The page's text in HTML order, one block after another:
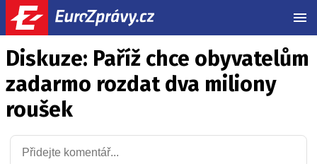
Diskuze: Paříž chce obyvatelům
zadarmo rozdat dva miliony
roušek